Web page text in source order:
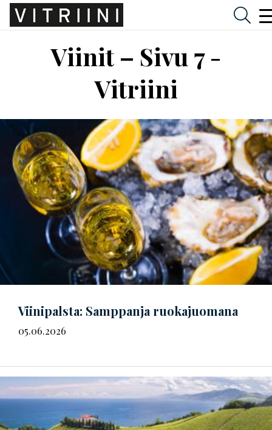
Viinit – Sivu 7 -
Vitriini
Viinipalsta: Samppanja ruokajuomana
05.06.2026